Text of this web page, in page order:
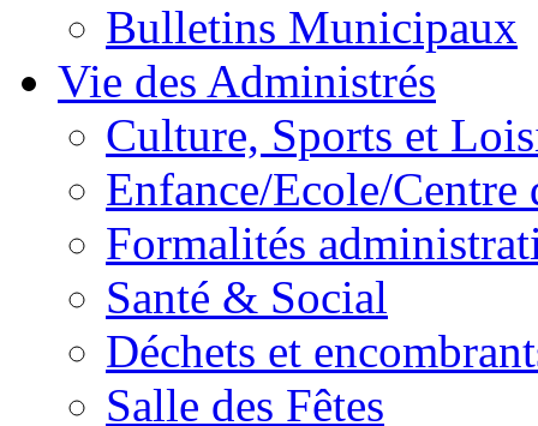
Bulletins Municipaux
Vie des Administrés
Culture, Sports et
Enfance/Ecole/Centre
Formalités
Santé & Social
Déchets et
Salle des Fêtes